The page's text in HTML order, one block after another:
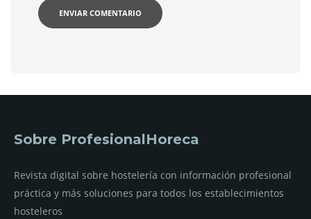
Sobre ProfesionalHoreca
Revista digital sobre hostelería con información profesional
práctica y más soluciones para todos los establecimientos
hosteleros